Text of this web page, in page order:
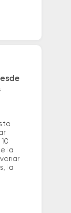
la
la